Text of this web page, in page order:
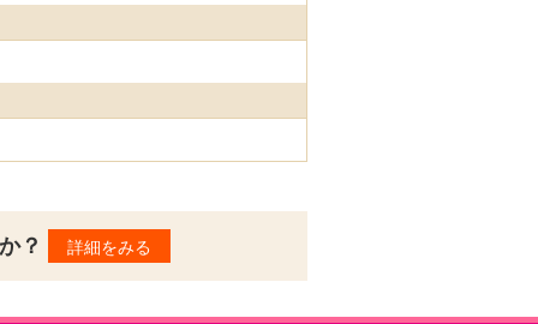
？ 詳細をみる